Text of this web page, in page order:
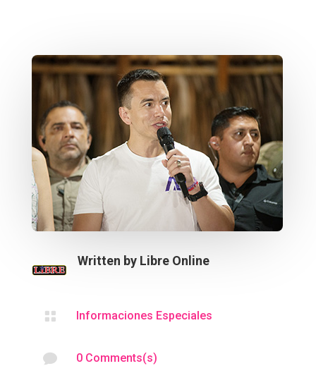
Written by Libre Online
 Informaciones Especiales
 0 Comments(s)